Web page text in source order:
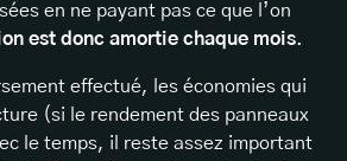
en ne payant pas ce que l’on
est donc amortie chaque mois.
effectué, les économies qui
(si le rendement des panneaux
le temps, il reste assez important